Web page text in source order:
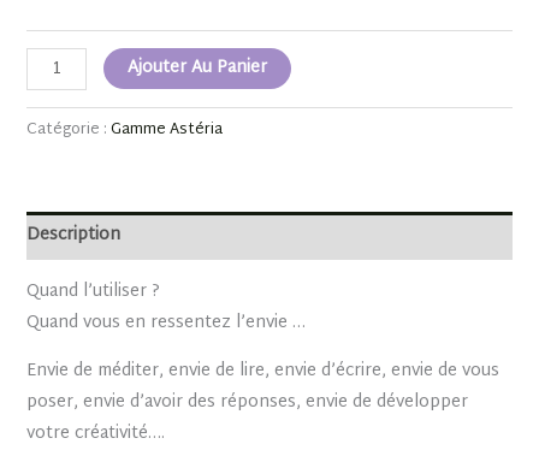
Ajouter Au Panier
Catégorie :Gamme Astéria
Description
Quand l’utiliser ?
Quand vous en ressentez l’envie …
Envie de méditer, envie de lire, envie d’écrire, envie de vous
poser, envie d’avoir des réponses, envie de développer
votre créativité….